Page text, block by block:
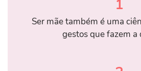
1
Ser mãe também é uma
gestos que fazem a